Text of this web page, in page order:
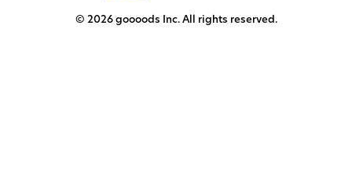
© 2026 goooods Inc. All rights reserved.